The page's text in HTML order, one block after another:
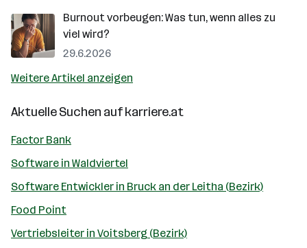
Burnout vorbeugen: Was tun, wenn alles zu
viel wird?
29.6.2026
Weitere Artikel anzeigen
Aktuelle Suchen aufkarriere.at
Factor Bank
Software in Waldviertel
Software Entwickler in Bruck an der Leitha (Bezirk)
Food Point
Vertriebsleiter in Voitsberg (Bezirk)